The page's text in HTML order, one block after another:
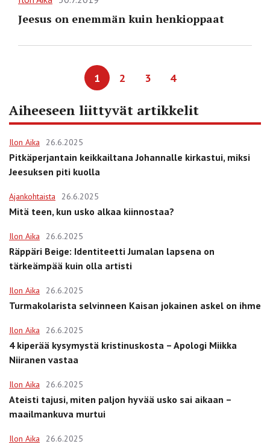
Jeesus on enemmän kuin henkioppaat
1 2 3 4
Aiheeseen liittyvät artikkelit
Ilon Aika 26.6.2025
Pitkäperjantain keikkailtana Johannalle kirkastui, miksi
Jeesuksen piti kuolla
Ajankohtaista 26.6.2025
Mitä teen, kun usko alkaa kiinnostaa?
Ilon Aika 26.6.2025
Räppäri Beige: Identiteetti Jumalan lapsena on
tärkeämpää kuin olla artisti
Ilon Aika 26.6.2025
Turmakolarista selvinneen Kaisan jokainen askel on ihme
Ilon Aika 26.6.2025
4 kiperää kysymystä kristinuskosta – Apologi Miikka
Niiranen vastaa
Ilon Aika 26.6.2025
Ateisti tajusi, miten paljon hyvää usko sai aikaan –
maailmankuva murtui
Ilon Aika 26.6.2025